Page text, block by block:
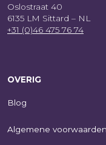
Oslostraat 40
6135 LM Sittard – NL
+31 (0)46 475 76 74
OVERIG
Blog
Algemene voorwaarden